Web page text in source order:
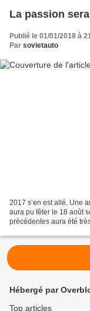
La passion
Publié le 01/01/2018 à
Par sovietauto
2017 s’en est allé. Une
aura pu fêter le 18 août
précédentes aura été
Hébergé par
Top articles